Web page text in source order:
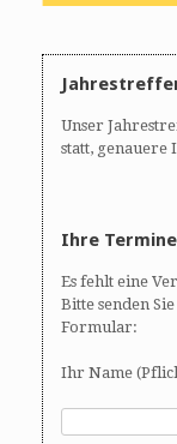
Unser
statt, genauere
Ihre
Es fehlt eine
Bitte senden
Formular:
Ihr Name